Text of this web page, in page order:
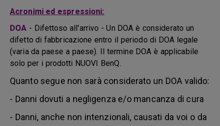
Acronimi ed espressioni:
DOA - Difettoso all'arrivo - Un DOA è considerato un
difetto di fabbricazione entro il periodo di DOA legale
(varia da paese a paese). Il termine DOA è applicabile
solo per i prodotti NUOVI BenQ.
Quanto segue non sarà considerato un DOA valido:
- Danni dovuti a negligenza e/o mancanza di cura
- Danni, anche non intenzionali, causati da voi o da